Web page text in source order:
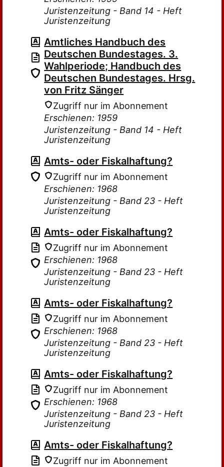
Juristenzeitung - Band 14 - Heft
Juristenzeitung
Amtliches Handbuch des
Deutschen Bundestages. 3.
Wahlperiode; Handbuch des
Deutschen Bundestages. Hrsg.
von Fritz Sänger
Zugriff nur im Abonnement
Erschienen: 1959
Juristenzeitung - Band 14 - Heft
Juristenzeitung
Amts- oder Fiskalhaftung?
Zugriff nur im Abonnement
Erschienen: 1968
Juristenzeitung - Band 23 - Heft
Juristenzeitung
Amts- oder Fiskalhaftung?
Zugriff nur im Abonnement
Erschienen: 1968
Juristenzeitung - Band 23 - Heft
Juristenzeitung
Amts- oder Fiskalhaftung?
Zugriff nur im Abonnement
Erschienen: 1968
Juristenzeitung - Band 23 - Heft
Juristenzeitung
Amts- oder Fiskalhaftung?
Zugriff nur im Abonnement
Erschienen: 1968
Juristenzeitung - Band 23 - Heft
Juristenzeitung
Amts- oder Fiskalhaftung?
Zugriff nur im Abonnement